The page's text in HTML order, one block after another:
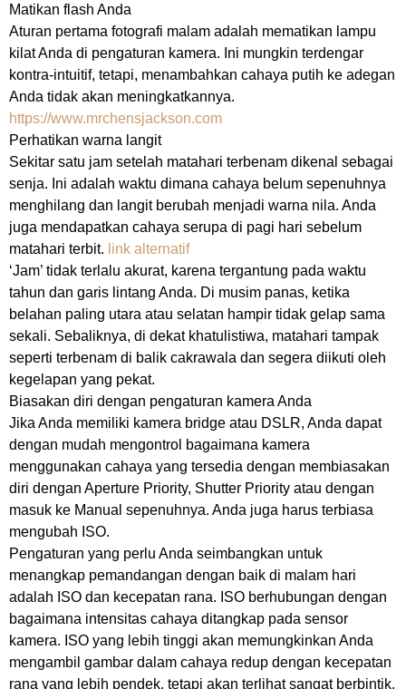
Matikan flash Anda
Aturan pertama fotografi malam adalah mematikan lampu
kilat Anda di pengaturan kamera. Ini mungkin terdengar
kontra-intuitif, tetapi, menambahkan cahaya putih ke adegan
Anda tidak akan meningkatkannya.
https://www.mrchensjackson.com
Perhatikan warna langit
Sekitar satu jam setelah matahari terbenam dikenal sebagai
senja. Ini adalah waktu dimana cahaya belum sepenuhnya
menghilang dan langit berubah menjadi warna nila. Anda
juga mendapatkan cahaya serupa di pagi hari sebelum
matahari terbit. link alternatif
‘Jam’ tidak terlalu akurat, karena tergantung pada waktu
tahun dan garis lintang Anda. Di musim panas, ketika
belahan paling utara atau selatan hampir tidak gelap sama
sekali. Sebaliknya, di dekat khatulistiwa, matahari tampak
seperti terbenam di balik cakrawala dan segera diikuti oleh
kegelapan yang pekat.
Biasakan diri dengan pengaturan kamera Anda
Jika Anda memiliki kamera bridge atau DSLR, Anda dapat
dengan mudah mengontrol bagaimana kamera
menggunakan cahaya yang tersedia dengan membiasakan
diri dengan Aperture Priority, Shutter Priority atau dengan
masuk ke Manual sepenuhnya. Anda juga harus terbiasa
mengubah ISO.
Pengaturan yang perlu Anda seimbangkan untuk
menangkap pemandangan dengan baik di malam hari
adalah ISO dan kecepatan rana. ISO berhubungan dengan
bagaimana intensitas cahaya ditangkap pada sensor
kamera. ISO yang lebih tinggi akan memungkinkan Anda
mengambil gambar dalam cahaya redup dengan kecepatan
rana yang lebih pendek, tetapi akan terlihat sangat berbintik.